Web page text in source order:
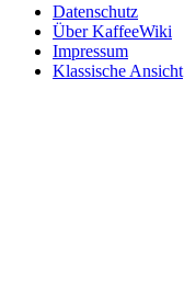
Datenschutz
Über KaffeeWiki
Impressum
Klassische Ansicht